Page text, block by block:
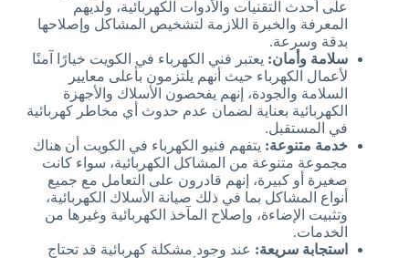
على أحدث التقنيات والأدوات الكهربائية، ولديهم
المعرفة والخبرة اللازمة لتشخيص المشاكل وإصلاحها
بدقة وسرعة.
سلامة وأمان: يعتبر فني الكهرباء في الكويت خيارًا آمنًا
لأعمال الكهرباء حيث أنهم يلتزمون بأعلى معايير
السلامة والجودة، إنهم يفحصون الأسلاك والأجهزة
الكهربائية بعناية لضمان عدم حدوث أي مخاطر كهربائية
في المستقبل.
خدمة متنوعة: يتفهم فنيو الكهرباء في الكويت أن هناك
مجموعة متنوعة من المشاكل الكهربائية، سواء كانت
صغيرة أو كبيرة، إنهم قادرون على التعامل مع جميع
أنواع المشاكل بما في ذلك صيانة الأسلاك الكهربائية،
وتثبيت الإضاءة، وإصلاح المآخذ الكهربائية وغيرها من
الخدمات.
استجابة سريعة: عند وجود مشكلة كهربائية قد تحتاج